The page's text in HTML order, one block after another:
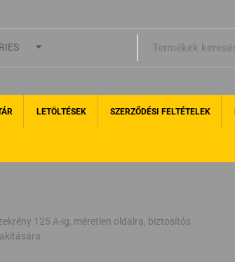
LETÖLTÉSEK SZERZŐDÉSI FELTÉTELEK
125 A-ig, méretlen oldalra, biztosítós